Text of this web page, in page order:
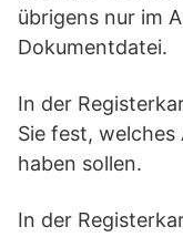
übrigens nur im
Dokumentdatei.
In der
Sie fest, welches
haben sollen.
In der